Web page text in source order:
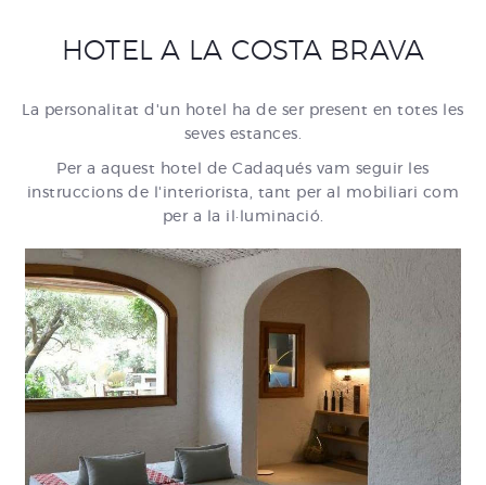
HOTEL A LA COSTA BRAVA
La personalitat d'un hotel ha de ser present en totes les
seves estances.
Per a aquest hotel de Cadaqués vam seguir les
instruccions de l'interiorista, tant per al mobiliari com
per a la il·luminació.